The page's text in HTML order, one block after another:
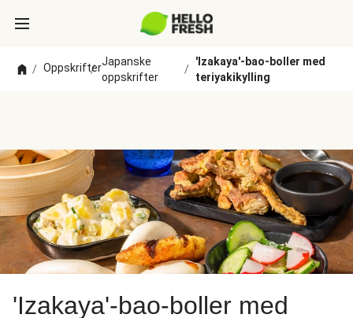
/ Oppskrifter
/
Japanske
oppskrifter
/
'Izakaya'-bao-boller med
teriyakikylling
'Izakaya'-bao-boller med